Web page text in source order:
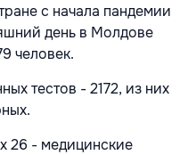
с начала пандемии
день в Молдове
человек.
тестов - 2172, из них
26 - медицинские